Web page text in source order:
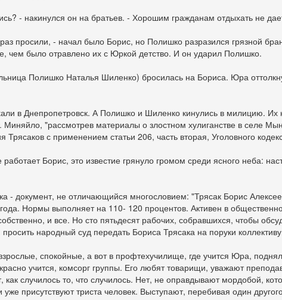
- накинулся он на братьев. - Хорошим гражданам отдыхать не
просили, - начал было Борис, но Полишко разразился грязной
чем было отравлено их с Юркой детство. И он ударил Полишко.
Полишко Наталья Шиленко) бросилась на Бориса. Юра
в Днепропетровск. А Полишко и Шиленко кинулись в милицию. Их
"рассмотрев материалы о злостном хулиганстве в селе
с применением статьи 206, часть вторая, Уголовного
работает Борис, это известие грянуло громом среди ясного неба:
- документ, не отличающийся многословием: "Трясак Борис
Нормы выполняет на 110- 120 процентов. Активен в
и все. Но сто пятьдесят рабочих, собравшихся, чтобы
народный суд передать Бориса Трясака на поруки
спокойные, а вот в профтехучилище, где учится Юра,
учится, комсорг группы. Его любят товарищи, уважают
случилось то, что случилось. Нет, не оправдывают мордобой,
присутствуют триста человек. Выступают, перебивая один